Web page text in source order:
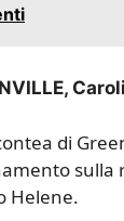
di
sulla
Helene.